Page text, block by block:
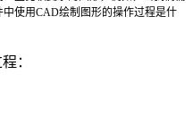
使用CAD绘制图形的操作过程是什
：